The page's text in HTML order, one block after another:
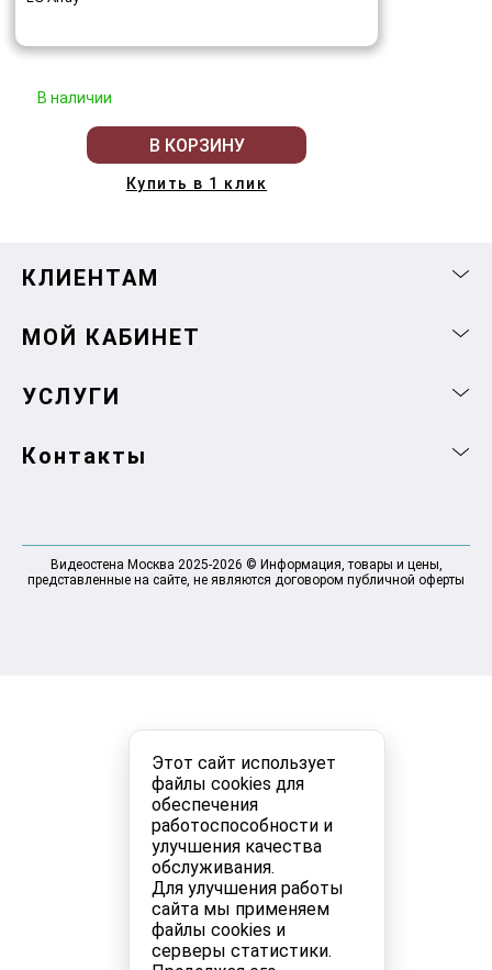
Этот сайт использует
файлы cookies для
обеспечения
работоспособности и
улучшения качества
обслуживания.
Для улучшения работы
сайта мы применяем
файлы cookies и
серверы статистики.
В наличии
В КОРЗИНУ
Купить в 1 клик
КЛИЕНТАМ
МОЙ КАБИНЕТ
УСЛУГИ
Контакты
Видеостена Москва 2025-2026 © Информация, товары и цены,
представленные на сайте, не являются договором публичной оферты